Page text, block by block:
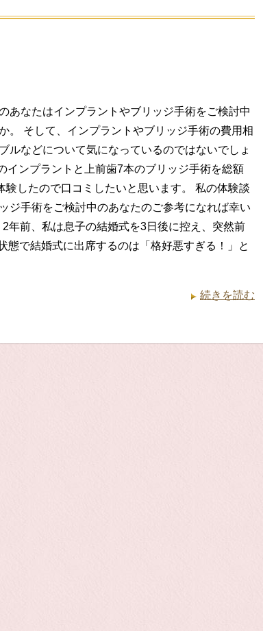
あなたはインプラントやブリッジ手術をご検討中
。 そして、インプラントやブリッジ手術の費用相
ルなどについて気になっているのではないでしょ
インプラントと上前歯7本のブリッジ手術を総額
験したので口コミしたいと思います。 私の体験談
ジ手術をご検討中のあなたのご参考になれば幸い
年前、私は息子の結婚式を3日後に控え、突然前
で結婚式に出席するのは「格好悪すぎる！」と
続きを読む